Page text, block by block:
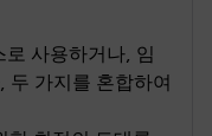
로 사용하거나, 임
두 가지를 혼합하여